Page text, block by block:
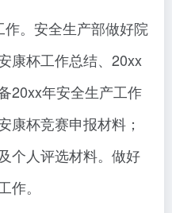
。安全生产部做好院
康杯工作总结、20xx
20xx年安全生产工作
康杯竞赛申报材料；
个人评选材料。做好
。